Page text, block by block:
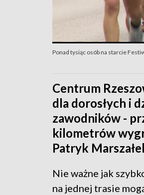
Ponad tysiąc osób na starcie
Centrum
dla dorosłych i
zawodników -
kilometrów
Patryk
Nie ważne jak
na jednej trasie